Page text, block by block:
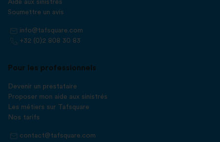
Aide aux sinistrés
Soumettre un avis
info@tafsquare.com
+32 (0)2 808 30 83
Pour les professionnels
Devenir un prestataire
Proposer mon aide aux sinistrés
Les métiers sur Tafsquare
Nos tarifs
contact@tafsquare.com